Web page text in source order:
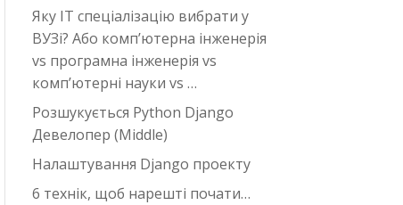
Яку IT спеціалізацію вибрати у
ВУЗі? Або комп’ютерна інженерія
vs програмна інженерія vs
комп’ютерні науки vs …
Розшукується Python Django
Девелопер (Middle)
Налаштування Django проекту
6 технік, щоб нарешті почати…